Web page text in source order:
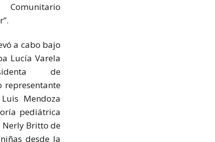
a cabo bajo
Lucía Varela
de
representante
Mendoza
pediátrica
Nerly Britto de
desde la